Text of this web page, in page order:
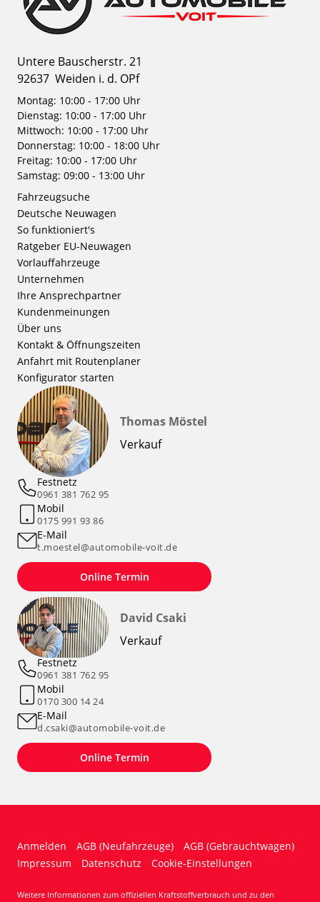
Untere Bauscherstr. 21
92637 Weiden i. d. OPf
Montag: 10:00 - 17:00 Uhr
Dienstag: 10:00 - 17:00 Uhr
Mittwoch: 10:00 - 17:00 Uhr
Donnerstag: 10:00 - 18:00 Uhr
Freitag: 10:00 - 17:00 Uhr
Samstag: 09:00 - 13:00 Uhr
Fahrzeugsuche
Deutsche Neuwagen
So funktioniert's
Ratgeber EU-Neuwagen
Vorlauffahrzeuge
Unternehmen
Ihre Ansprechpartner
Kundenmeinungen
Über uns
Kontakt & Öffnungszeiten
Anfahrt mit Routenplaner
Konfigurator starten
Thomas Möstel
Verkauf
Festnetz
0961 381 762 95
Mobil
0175 991 93 86
E-Mail
t.moestel@automobile-voit.de
Online Termin
David Csaki
Verkauf
Festnetz
0961 381 762 95
Mobil
0170 300 14 24
E-Mail
d.csaki@automobile-voit.de
Online Termin
Anmelden AGB (Neufahrzeuge)
AGB (Gebrauchtwagen)
Impressum
Datenschutz Cookie-Einstellungen
Weitere Informationen zum offiziellen Kraftstoffverbrauch und zu den